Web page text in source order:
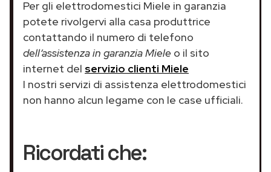
Per gli elettrodomestici Miele in garanzia
potete rivolgervi alla casa produttrice
contattando il numero di telefono
dell’assistenza in garanzia Miele o il sito
internet del servizio clienti Miele
I nostri servizi di assistenza elettrodomestici
non hanno alcun legame con le case ufficiali.
Ricordati che: